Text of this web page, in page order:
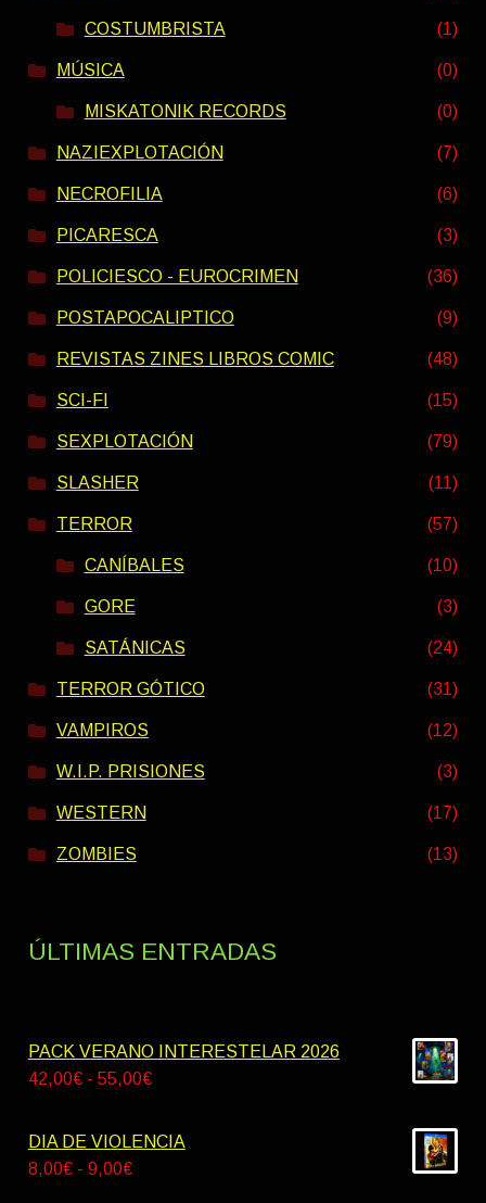
COSTUMBRISTA (1)
MÚSICA (0)
MISKATONIK RECORDS (0)
NAZIEXPLOTACIÓN (7)
NECROFILIA (6)
PICARESCA (3)
POLICIESCO - EUROCRIMEN (36)
POSTAPOCALIPTICO (9)
REVISTAS ZINES LIBROS COMIC (48)
SCI-FI (15)
SEXPLOTACIÓN (79)
SLASHER (11)
TERROR (57)
CANÍBALES (10)
GORE (3)
SATÁNICAS (24)
TERROR GÓTICO (31)
VAMPIROS (12)
W.I.P. PRISIONES (3)
WESTERN (17)
ZOMBIES (13)
ÚLTIMAS ENTRADAS
PACK VERANO INTERESTELAR 2026
42,00€ - 55,00€Rango
precios:
DIA DE VIOLENCIA
8,00€ - 9,00€Rango